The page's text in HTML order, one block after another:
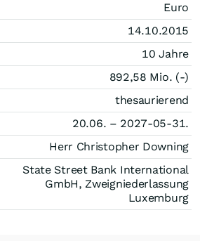
Euro
14.10.2015
10 Jahre
892,58 Mio. (-)
thesaurierend
20.06. – 2027-05-31.
Herr Christopher Downing
State Street Bank International
GmbH, Zweigniederlassung
Luxemburg